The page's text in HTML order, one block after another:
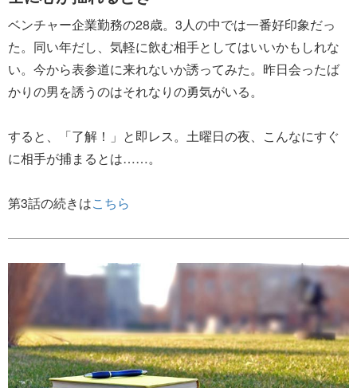
ベンチャー企業勤務の28歳。3人の中では一番好印象だっ
た。同い年だし、気軽に飲む相手としてはいいかもしれな
い。今から表参道に来れないか誘ってみた。昨日会ったば
かりの男を誘うのはそれなりの勇気がいる。
すると、「了解！」と即レス。土曜日の夜、こんなにすぐ
に相手が捕まるとは……。
第3話の続きはこちら